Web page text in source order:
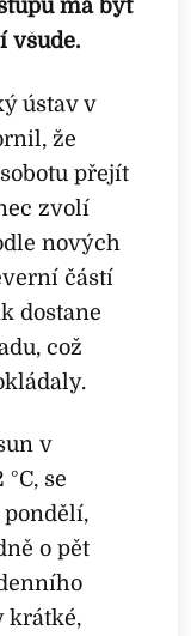
má být
všude.
ústav v
že
přejít
zvolí
nových
částí
dostane
což
v
se
o pět
krátké,